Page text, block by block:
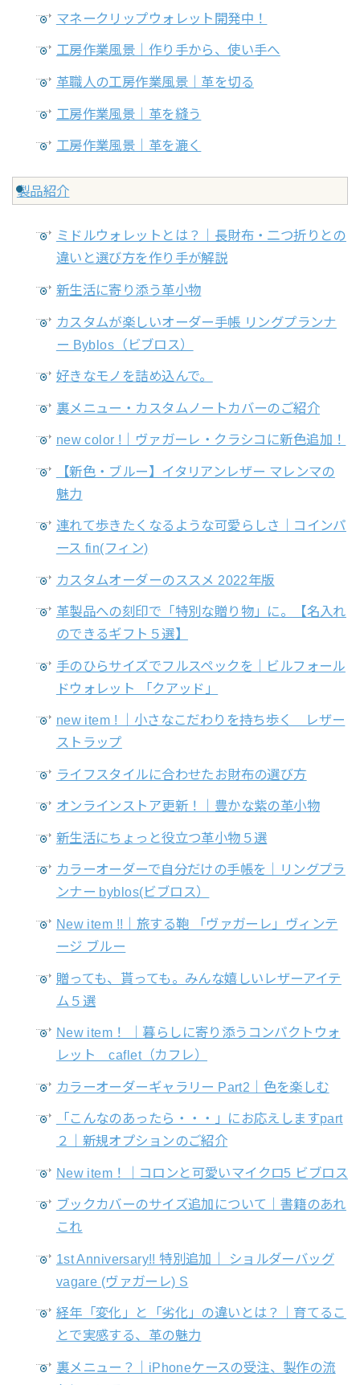
マネークリップウォレット開発中！
工房作業風景｜作り手から、使い手へ
革職人の工房作業風景｜革を切る
工房作業風景｜革を縫う
工房作業風景｜革を漉く
製品紹介
ミドルウォレットとは？｜長財布・二つ折りとの
違いと選び方を作り手が解説
新生活に寄り添う革小物
カスタムが楽しいオーダー手帳 リングプランナ
ー Byblos（ビブロス）
好きなモノを詰め込んで。
裏メニュー・カスタムノートカバーのご紹介
new color !｜ヴァガーレ・クラシコに新色追加！
【新色・ブルー】イタリアンレザー マレンマの
魅力
連れて歩きたくなるような可愛らしさ｜コインパ
ース fin(フィン)
カスタムオーダーのススメ 2022年版
革製品への刻印で「特別な贈り物」に。【名入れ
のできるギフト５選】
手のひらサイズでフルスペックを｜ビルフォール
ドウォレット 「クアッド」
new item ! ｜小さなこだわりを持ち歩く レザー
ストラップ
ライフスタイルに合わせたお財布の選び方
オンラインストア更新！｜豊かな紫の革小物
新生活にちょっと役立つ革小物５選
カラーオーダーで自分だけの手帳を｜リングプラ
ンナー byblos(ビブロス）
New item !!｜旅する鞄 「ヴァガーレ」ヴィンテ
ージ ブルー
贈っても、貰っても。みんな嬉しいレザーアイテ
ム５選
New item！ ｜暮らしに寄り添うコンパクトウォ
レット caflet（カフレ）
カラーオーダーギャラリー Part2｜色を楽しむ
「こんなのあったら・・・」にお応えしますpart
２｜新規オプションのご紹介
New item！｜コロンと可愛いマイクロ5 ビブロス
ブックカバーのサイズ追加について｜書籍のあれ
これ
1st Anniversary!! 特別追加｜ ショルダーバッグ
vagare (ヴァガーレ) S
経年「変化」と「劣化」の違いとは？｜育てるこ
とで実感する、革の魅力
裏メニュー？｜iPhoneケースの受注、製作の流